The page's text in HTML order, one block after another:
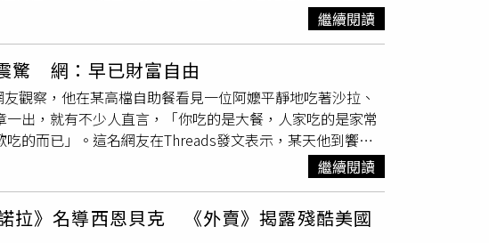
出示身分證件、登記基本資料，只要無法提出證件或身分
也好奇，未成年人若只是短暫休息、不過夜，是否就能開
宿或休息，都必須年滿18歲，沒有「只休息就可以」的例
紛。曾有家長透過手機定位發現孩子人在汽車旅館，並在
以為發生刑案或重大事件，不僅影響其他旅客觀感，也可
損失，因此多數業者寧可嚴格把關，也不願冒險通融。她
資料，因此旅客不能只靠口頭報出身分證字號要求查驗，
也向年輕人喊話：「孩子們，未成年是不能來開房的，請
原來未滿18歲連休息都不行」、「我快40歲了，每次去還
「U2暑假真的是旺季，第一線店員辛苦了」，也有人分享
障旅客及店家權益的必要措施。事實上，《旅館業管理規
完成166筆訂單，滿意度100%，而對方選擇提供外送服務
按讚，不少鄉民紛紛在底下留言，「相信國巨，UBER車
「短短6個字，把什麼都說了」、「所有的喜劇都來自悲
送馬克杯、股東紀念品，國巨倒好，直接送工作」、「國
沖」、「那行字的背景還是綠色的」、「還在套牢沒得賣
個給 小費都不為過」、「他就算打翻我的外送，我都會給他
、「說多了都是淚，如有遇到我會打賞的」、「昨天叫的
元件龍頭廠國巨的股價，今年4月2日還在246元，自4月
路溜滑梯，7月21日早盤一度下探608元，目前回到700元上
繼續閱讀
驚 網：早已財富自由
觀察，他在某高檔自助餐看見一位阿嬤平靜地吃著沙拉、
出，就有不少人直言，「你吃的是大餐，人家吃的是家常
的而已」。這名網友在Threads發文表示，某天他到饗食
炒飯、湯，並沒有像一般人吃Buffet時選擇高單價的大魚
留言，「我們吃到飽要的是回本，不缺錢的人吃吃到飽，
檯結帳好幾次」、「你吃的是大餐，人家吃的是家常便
個飯，隨便挑一間進去」、「老了有差餒，年輕的時候會
繼續閱讀
拉》名導西恩貝克 《外賣》揭露殘酷美國